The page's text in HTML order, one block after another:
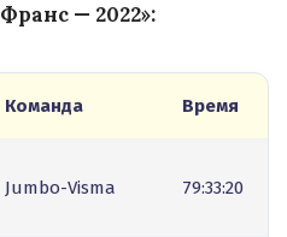
— 2022»:
Команда Время
Jumbo-Visma 79:33:20